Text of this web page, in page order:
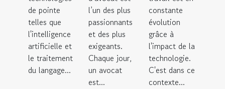
de pointe
telles que
l'intelligence
artificielle et
le traitement
du langage...
l’un des plus
passionnants
et des plus
exigeants.
Chaque jour,
un avocat
est...
constante
évolution
grâce à
l'impact de la
technologie.
C'est dans ce
contexte...